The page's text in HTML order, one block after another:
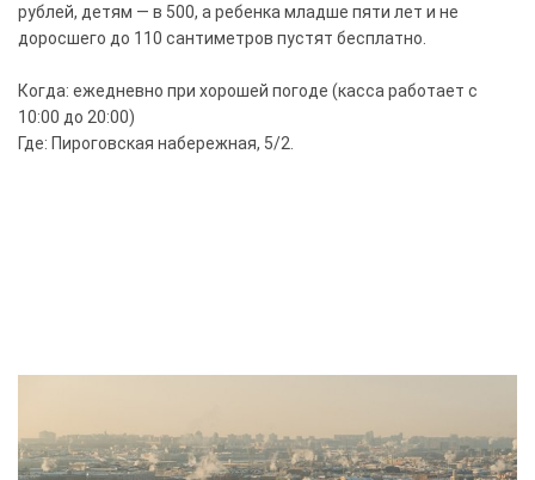
рублей, детям — в 500, а ребенка младше пяти лет и не
доросшего до 110 сантиметров пустят бесплатно.
Когда: ежедневно при хорошей погоде (касса работает с
10:00 до 20:00)
Где: Пироговская набережная, 5/2.